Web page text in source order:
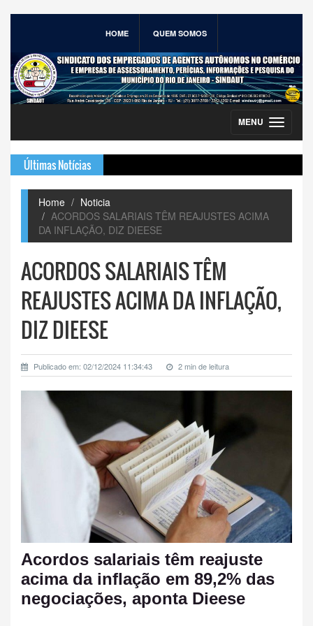
HOME QUEM SOMOS
Toggle
MENU
Últimas Notícias
Home
Noticia
ACORDOS SALARIAIS TÊM REAJUSTES ACIMA
DA INFLAÇÃO, DIZ DIEESE
ACORDOS SALARIAIS TÊM
REAJUSTES ACIMA DA INFLAÇÃO,
DIZ DIEESE
Publicado em: 02/12/2024 11:34:43 2 min de leitura
Acordos salariais têm reajuste
acima da inflação em 89,2% das
negociações, aponta Dieese